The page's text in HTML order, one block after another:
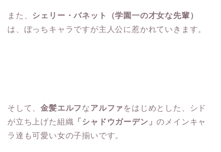
また、 シェリー・バネット（学園一の才女な先輩）
は、ぼっちキャラですが主人公に惹かれていきます。
そして、金髪エルフなアルファ をはじめとした、シド
が立ち上げた組織 「シャドウガーデン」のメインキャ
ラ達も可愛い女の子揃いです。